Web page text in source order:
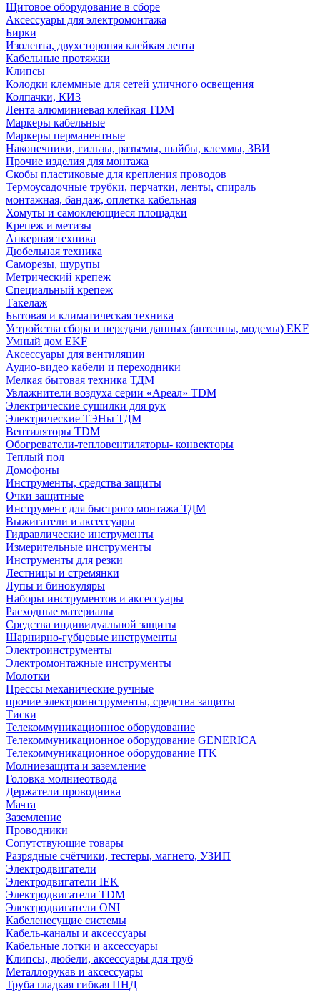
Щитовое оборудование в сборе
Аксессуары для электромонтажа
Бирки
Изолента, двухстороняя клейкая лента
Кабельные протяжки
Клипсы
Колодки клеммные для сетей уличного освещения
Колпачки, КИЗ
Лента алюминиевая клейкая TDM
Маркеры кабельные
Маркеры перманентные
Наконечники, гильзы, разъемы, шайбы, клеммы, ЗВИ
Прочие изделия для монтажа
Скобы пластиковые для крепления проводов
Термоусадочные трубки, перчатки, ленты, спираль
монтажная, бандаж, оплетка кабельная
Хомуты и самоклеющиеся площадки
Крепеж и метизы
Анкерная техника
Дюбельная техника
Саморезы, шурупы
Метрический крепеж
Специальный крепеж
Такелаж
Бытовая и климатическая техника
Устройства сбора и передачи данных (антенны, модемы) EKF
Умный дом EKF
Аксессуары для вентиляции
Аудио-видео кабели и переходники
Мелкая бытовая техника ТДМ
Увлажнители воздуха серии «Ареал» TDM
Электрические сушилки для рук
Электрические ТЭНы ТДМ
Вентиляторы TDM
Обогреватели-тепловентиляторы- конвекторы
Теплый пол
Домофоны
Инструменты, средства защиты
Очки защитные
Инструмент для быстрого монтажа ТДМ
Выжигатели и аксессуары
Гидравлические инструменты
Измерительные инструменты
Инструменты для резки
Лестницы и стремянки
Лупы и бинокуляры
Наборы инструментов и аксессуары
Расходные материалы
Средства индивидуальной защиты
Шарнирно-губцевые инструменты
Электроинструменты
Электромонтажные инструменты
Молотки
Прессы механические ручные
прочие электроинструменты, средства защиты
Тиски
Телекоммуникационное оборудование
Телекоммуникационное оборудование GENERICA
Телекоммуникационное оборудование ITK
Молниезащита и заземление
Головка молниеотвода
Держатели проводника
Мачта
Заземление
Проводники
Сопутствующие товары
Разрядные счётчики, тестеры, магнето, УЗИП
Электродвигатели
Электродвигатели IEK
Электродвигатели TDM
Электродвигатели ONI
Кабеленесущие системы
Кабель-каналы и аксессуары
Кабельные лотки и аксессуары
Клипсы, дюбели, аксессуары для труб
Металлорукав и аксессуары
Труба гладкая гибкая ПНД